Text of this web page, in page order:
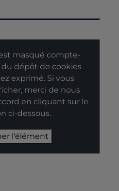
masqué compte-
dépôt de cookies
exprimé. Si vous
merci de nous
en cliquant sur le
ci-dessous.
l'élément